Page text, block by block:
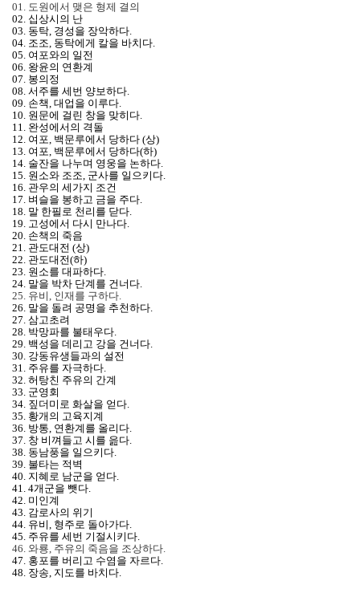
01. 도원에서 맺은 형제 결의
02. 십상시의 난
03. 동탁, 경성을 장악하다.
04. 조조, 동탁에게 칼을 바치다.
05. 여포와의 일전
06. 왕윤의 연환계
07. 봉의정
08. 서주를 세번 양보하다.
09. 손책, 대업을 이루다.
10. 원문에 걸린 창을 맞히다.
11. 완성에서의 격돌
12. 여포, 백문루에서 당하다 (상)
13. 여포, 백문루에서 당하다(하)
14. 술잔을 나누며 영웅을 논하다.
15. 원소와 조조, 군사를 일으키다.
16. 관우의 세가지 조건
17. 벼슬을 봉하고 금을 주다.
18. 말 한필로 천리를 닫다.
19. 고성에서 다시 만나다.
20. 손책의 죽음
21. 관도대전 (상)
22. 관도대전(하)
23. 원소를 대파하다.
24. 말을 박차 단계를 건너다.
25. 유비, 인재를 구하다.
26. 말을 돌려 공명을 추천하다.
27. 삼고초려
28. 박망파를 불태우다.
29. 백성을 데리고 강을 건너다.
30. 강동유생들과의 설전
31. 주유를 자극하다.
32. 허탕친 주유의 간계
33. 군영회
34. 짚더미로 화살을 얻다.
35. 황개의 고육지계
36. 방통, 연환계를 올리다.
37. 창 비껴들고 시를 읊다.
38. 동남풍을 일으키다.
39. 불타는 적벽
40. 지혜로 남군을 얻다.
41. 4개군을 뺏다.
42. 미인계
43. 감로사의 위기
44. 유비, 형주로 돌아가다.
45. 주유를 세번 기절시키다.
46. 와룡, 주유의 죽음을 조상하다.
47. 홍포를 버리고 수염을 자르다.
48. 장송, 지도를 바치다.